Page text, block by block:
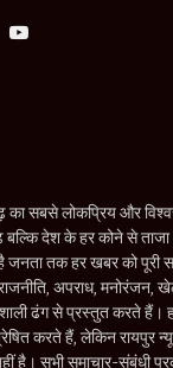
YouTube
का सबसे लोकप्रिय और
देश के हर कोने से
जनता तक हर खबर को पूरी
राजनीति, अपराध,
ढंग से प्रस्तुत करते हैं।
करते हैं, लेकिन रायपुर
है। सभी समाचार-संबंधी